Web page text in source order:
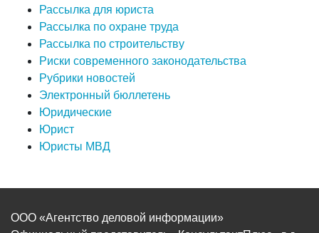
Рассылка для юриста
Рассылка по охране труда
Рассылка по строительству
Риски современного законодательства
Рубрики новостей
Электронный бюллетень
Юридические
Юрист
Юристы МВД
ООО «Агентство деловой информации»